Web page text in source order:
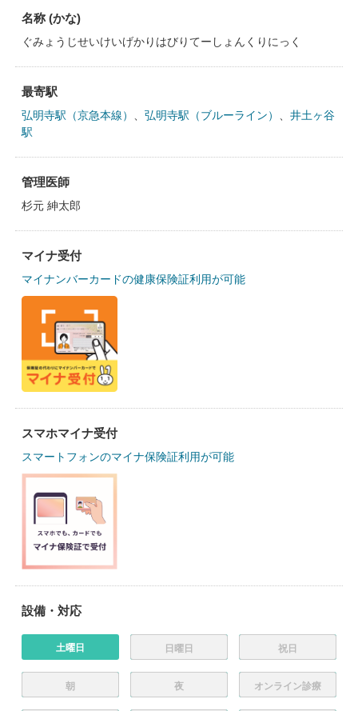
名称 (かな)
ぐみょうじせいけいげかりはびりてーしょんくりにっく
最寄駅
弘明寺駅（京急本線） 弘明寺駅（ブルーライン）
井土ヶ谷
駅
管理医師
杉元 紳太郎
マイナ受付
マイナンバーカードの健康保険証利用が可能
スマホマイナ受付
スマートフォンのマイナ保険証利用が可能
設備・対応
土曜日 日曜日 祝日
朝 夜 オンライン診療